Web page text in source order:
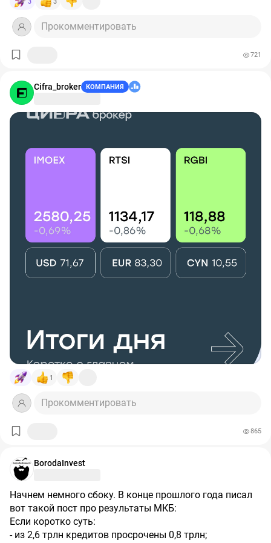
этим уровнем.
Отработка треугольника до 13,500
На 2Ч строит флаг.
Фигура пока не подтверждена. Подтверждением
закрепление выше.
Нижняя стенка флага 7103. Если пробьет нижнюю
стенку и закрепиться ниже, то фигуру сломает.
Прокомментировать
721
Cifra_broker КОМПАНИЯ
1
Прокомментировать
865
BorodaInvest
Начнем немного сбоку. В конце прошлого года писал
вот такой пост про результаты МКБ:
Если коротко суть:
- из 2,6 трлн кредитов просрочены 0,8 трлн;